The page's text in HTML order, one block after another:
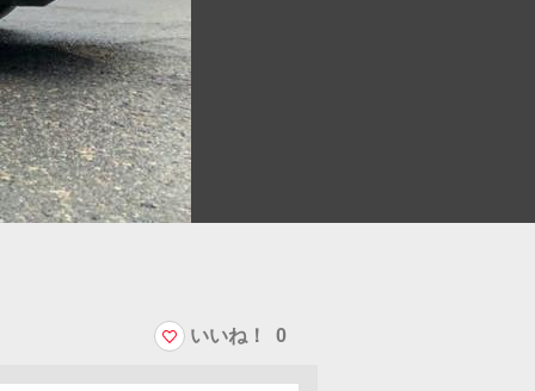
いいね！ 0